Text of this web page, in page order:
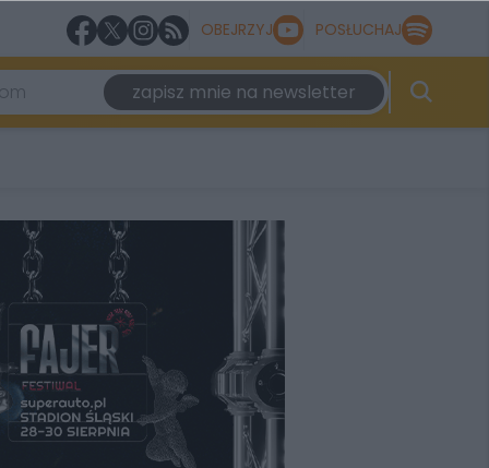
OBEJRZYJ POSŁUCHAJ
zapisz mnie na newsletter